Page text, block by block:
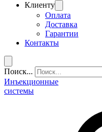
Клиенту
Оплата
Доставка
Гарантии
Контакты
Поиск...
Инъекционные
системы